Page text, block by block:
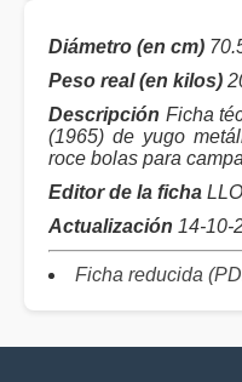
Diámetro (en cm)
Peso real (en kilos)
Descripción Ficha
(1965) de yugo
roce bolas para
Editor de la ficha
Actualización 14-10-
Ficha reducida